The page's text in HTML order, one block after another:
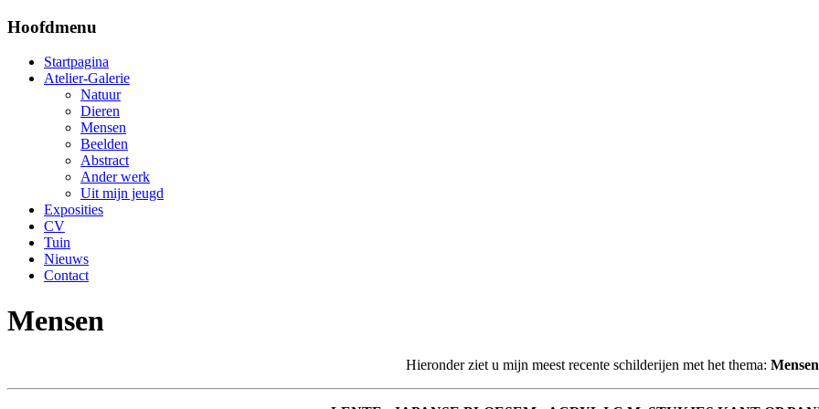
Hoofdmenu
Startpagina
Atelier-Galerie
Natuur
Dieren
Mensen
Beelden
Abstract
Ander werk
Uit mijn jeugd
Exposities
CV
Tuin
Nieuws
Contact
Mensen
Hieronder ziet u mijn meest recente schilderijen met het thema: Mensen